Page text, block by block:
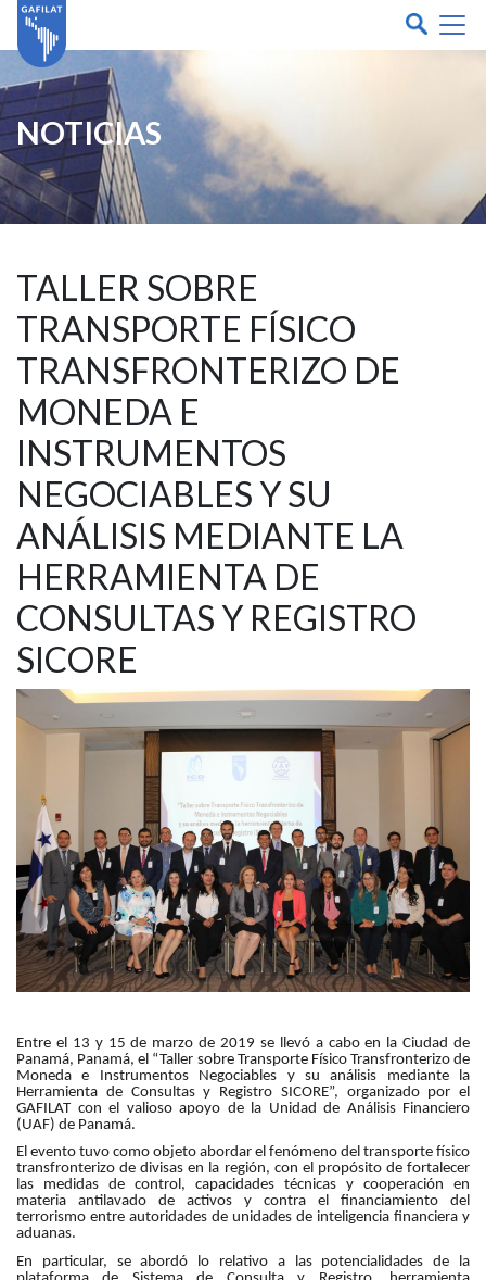
NOTICIAS
TALLER SOBRE
TRANSPORTE FÍSICO
TRANSFRONTERIZO DE
MONEDA E
INSTRUMENTOS
NEGOCIABLES Y SU
ANÁLISIS MEDIANTE LA
HERRAMIENTA DE
CONSULTAS Y REGISTRO
SICORE
Entre el 13 y 15 de marzo de 2019 se llevó a cabo en la Ciudad de
Panamá, Panamá, el “Taller sobre Transporte Físico Transfronterizo de
Moneda e Instrumentos Negociables y su análisis mediante la
Herramienta de Consultas y Registro SICORE”, organizado por el
GAFILAT con el valioso apoyo de la Unidad de Análisis Financiero
(UAF) de Panamá.
El evento tuvo como objeto abordar el fenómeno del transporte físico
transfronterizo de divisas en la región, con el propósito de fortalecer
las medidas de control, capacidades técnicas y cooperación en
materia antilavado de activos y contra el financiamiento del
terrorismo entre autoridades de unidades de inteligencia financiera y
aduanas.
En particular, se abordó lo relativo a las potencialidades de la